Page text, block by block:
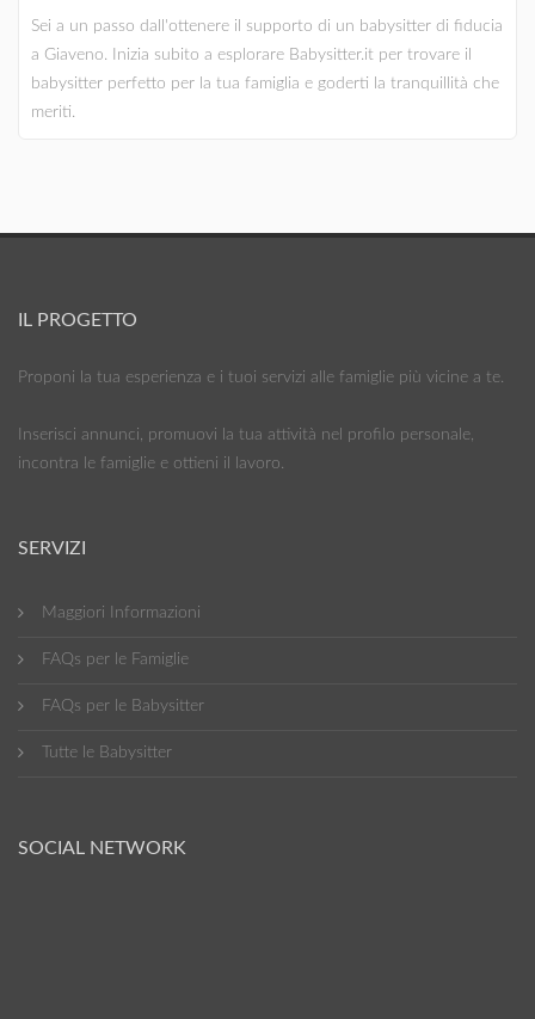
Sei a un passo dall'ottenere il supporto di un babysitter di fiducia
a Giaveno. Inizia subito a esplorare Babysitter.it per trovare il
babysitter perfetto per la tua famiglia e goderti la tranquillità che
meriti.
IL PROGETTO
Proponi la tua esperienza e i tuoi servizi alle famiglie più vicine a te.
Inserisci annunci, promuovi la tua attività nel profilo personale,
incontra le famiglie e ottieni il lavoro.
SERVIZI
Maggiori Informazioni
FAQs per le Famiglie
FAQs per le Babysitter
Tutte le Babysitter
SOCIAL NETWORK